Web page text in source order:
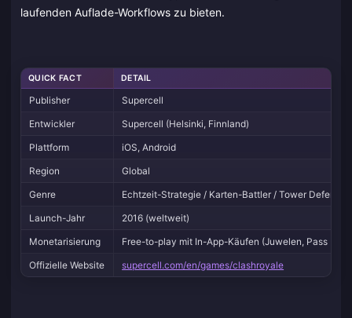
laufenden Auflade-Workflows zu bieten.
QUICK FACT DETAIL
Publisher
Supercell
Entwickler
Supercell (Helsinki, Finnland)
Plattform
iOS, Android
Region
Global
Genre
Echtzeit-Strategie / Karten-Battler / Tower Defense
Launch-Jahr
2016 (weltweit)
Monetarisierung
Free-to-play mit In-App-Käufen (Juwelen, Pass
Offizielle Website
supercell.com/en/games/clashroyale